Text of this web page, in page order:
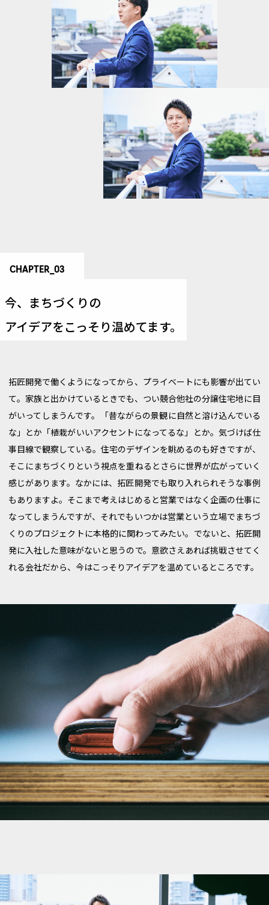
CHAPTER_03
今、
まちづくりの
アイデアをこっそり温めてます。
拓匠開発で働くようになってから、プライベートにも影響が出てい
て。家族と出かけているときでも、つい競合他社の分譲住宅地に目
がいってしまうんです。「昔ながらの景観に自然と溶け込んでいる
な」とか「植栽がいいアクセントになってるな」とか。気づけば仕
事目線で観察している。住宅のデザインを眺めるのも好きですが、
そこにまちづくりという視点を重ねるとさらに世界が広がっていく
感じがあります。なかには、拓匠開発でも取り入れられそうな事例
もありますよ。そこまで考えはじめると営業ではなく企画の仕事に
なってしまうんですが、それでもいつかは営業という立場でまちづ
くりのプロジェクトに本格的に関わってみたい。でないと、拓匠開
発に入社した意味がないと思うので。意欲さえあれば挑戦させてく
れる会社だから、今はこっそりアイデアを温めているところです。